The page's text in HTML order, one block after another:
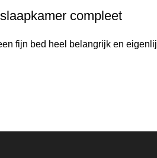
compleet
fijn bed heel belangrijk en